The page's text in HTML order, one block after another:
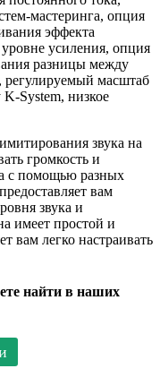
мастеринга, опция
эффекта
усиления, опция
разницы между
масштаб
System, низкое
звука на
громкость и
с помощью разных
вам
звука и
имеет простой и
вам легко настраивать
найти в наших